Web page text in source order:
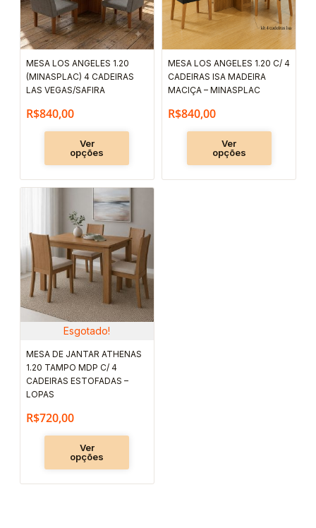
MESA LOS ANGELES 1.20
(MINASPLAC) 4 CADEIRAS
LAS VEGAS/SAFIRA
R$840,00
Ver
opções
As
opções
podem
ser
escolhidas
produto
MESA LOS ANGELES 1.20 C/ 4
CADEIRAS ISA MADEIRA
MACIÇA – MINASPLAC
R$840,00
Ver
opções
As
opções
podem
ser
produto
Esgotado!
MESA DE JANTAR ATHENAS
1.20 TAMPO MDP C/ 4
CADEIRAS ESTOFADAS –
LOPAS
R$720,00
Ver
opções
Este
produto
tem
várias
variantes.
As
opções
podem
escolhidas
produto